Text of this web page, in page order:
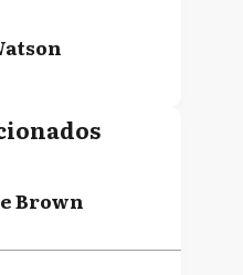
Brown